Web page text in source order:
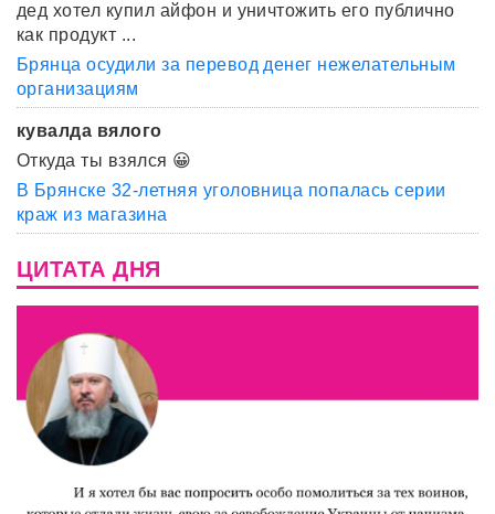
дед хотел купил айфон и уничтожить его публично
как продукт ...
Брянца осудили за перевод денег нежелательным
организациям
кувалда вялого
Откуда ты взялся 😀
В Брянске 32-летняя уголовница попалась серии
краж из магазина
ЦИТАТА ДНЯ